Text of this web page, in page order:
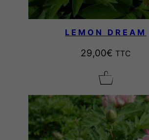
LEMON DREAM
29,00€ TTC